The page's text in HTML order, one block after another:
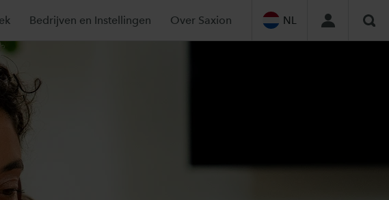
Bedrijven en Instellingen Over Saxion NL